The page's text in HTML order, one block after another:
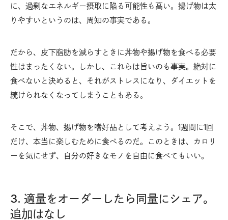
に、過剰なエネルギー摂取に陥る可能性も高い。揚げ物は太
りやすいというのは、周知の事実である。
だから、皮下脂肪を減らすときに丼物や揚げ物を食べる必要
性はまったくない。しかし、これらは旨いのも事実。絶対に
食べないと決めると、それがストレスになり、ダイエットを
続けられなくなってしまうこともある。
そこで、丼物、揚げ物を嗜好品として考えよう。1週間に1回
だけ、本当に楽しむために食べるのだ。このときは、カロリ
ーを気にせず、自分の好きなモノを自由に食べてもいい。
3. 適量をオーダーしたら同量にシェア。
追加はなし